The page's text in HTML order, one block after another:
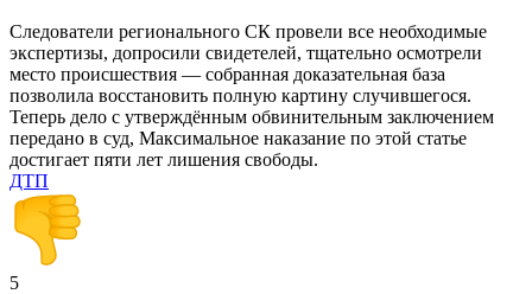
Следователи регионального СК провели все необходимые
экспертизы, допросили свидетелей, тщательно осмотрели
место происшествия — собранная доказательная база
позволила восстановить полную картину случившегося.
Теперь дело с утверждённым обвинительным заключением
передано в суд, Максимальное наказание по этой статье
достигает пяти лет лишения свободы.
ДТП
5